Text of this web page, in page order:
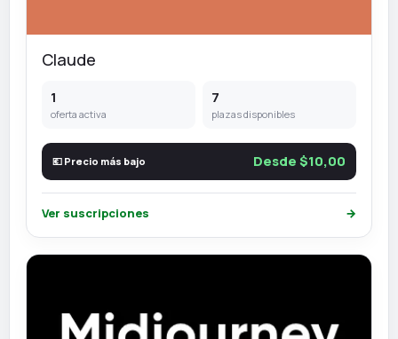
Claude
1
oferta activa
7
plazas disponibles
💶 Precio más bajo Desde $10,00
Ver suscripciones →